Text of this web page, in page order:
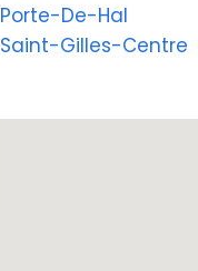
Porte-De-Hal
Saint-Gilles-Centre